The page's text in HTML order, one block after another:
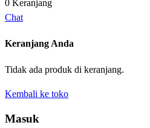
0 Keranjang
Chat
Keranjang Anda
Tidak ada produk di keranjang.
Kembali ke toko
Masuk